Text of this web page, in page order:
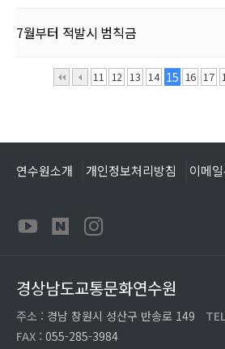
7월부터 적발시 범칙금
11 12 13 14 15 16 17
연수원소개 개인정보처리방침 이메
경상남도교통문화연수원
주소 : 경남 창원시 성산구 반송로 149
FAX : 055-285-3984